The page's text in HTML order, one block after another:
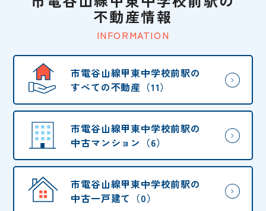
INFORMATION
不動産情報
市電谷山線甲東中学校前駅の
すべての不動産（11）
市電谷山線甲東中学校前駅の
中古マンション（6）
市電谷山線甲東中学校前駅の
中古一戸建て（0）